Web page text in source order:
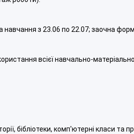
з 23.06 по 22.07; заочна
всієї навчально-
бібліотеки, комп'ютерні класи та